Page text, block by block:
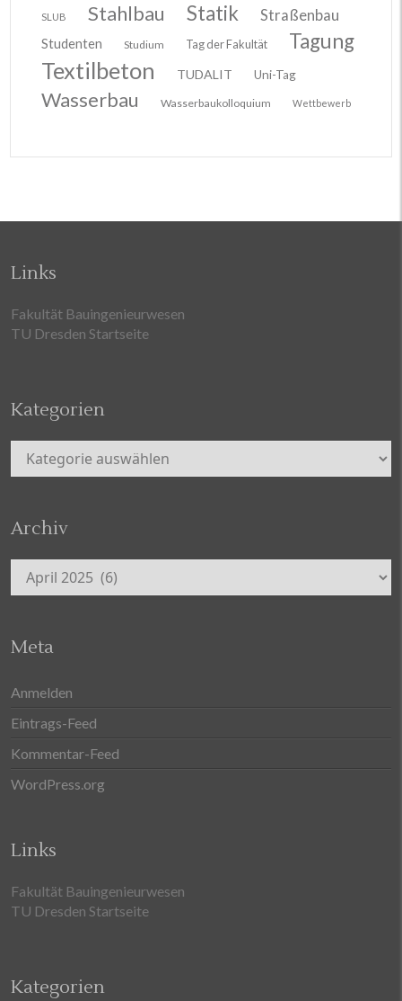
SLUB Stahlbau Statik Straßenbau
Studenten Studium Tag der Fakultät Tagung
Textilbeton TUDALIT Uni-Tag
Wasserbau Wasserbaukolloquium Wettbewerb
Links
Fakultät Bauingenieurwesen
TU Dresden Startseite
Kategorien
Kategorien
Archiv
Archiv
Meta
Anmelden
Eintrags-Feed
Kommentar-Feed
WordPress.org
Links
Fakultät Bauingenieurwesen
TU Dresden Startseite
Kategorien